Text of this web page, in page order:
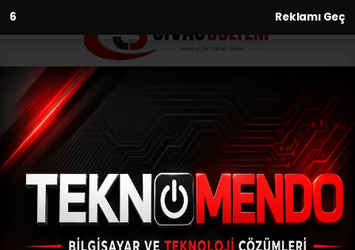
5 Reklamı Geç
Anasayfa Asayiş
Alevler fakülteye kadar geldi,
atlar tahliye edildi
(İHA) - İhlas Haber Ajansı | 30.06.2024 - 22:00, Güncelleme:
30.06.2024 - 21:47